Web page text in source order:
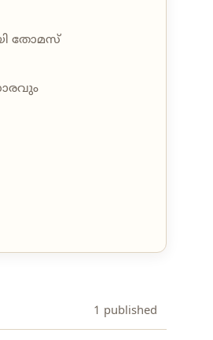
തോമസ്
1 published